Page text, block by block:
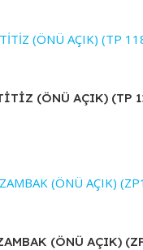
(ÖNÜ AÇIK) (TP
(ÖNÜ AÇIK)